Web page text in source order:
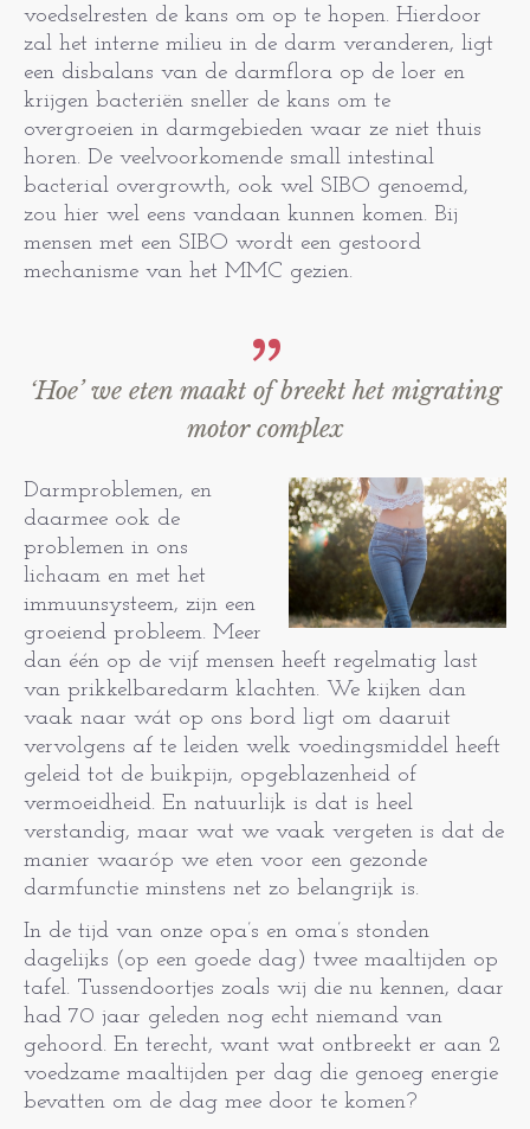
voedselresten de kans om op te hopen. Hierdoor
zal het interne milieu in de darm veranderen, ligt
een disbalans van de darmflora op de loer en
krijgen bacteriën sneller de kans om te
overgroeien in darmgebieden waar ze niet thuis
horen. De veelvoorkomende small intestinal
bacterial overgrowth, ook wel SIBO genoemd,
zou hier wel eens vandaan kunnen komen. Bij
mensen met een SIBO wordt een gestoord
mechanisme van het MMC gezien.
‘Hoe’ we eten maakt of breekt het migrating
motor complex
Darmproblemen, en
daarmee ook de
problemen in ons
lichaam en met het
immuunsysteem, zijn een
groeiend probleem. Meer
dan één op de vijf mensen heeft regelmatig last
van prikkelbaredarm klachten. We kijken dan
vaak naar wát op ons bord ligt om daaruit
vervolgens af te leiden welk voedingsmiddel heeft
geleid tot de buikpijn, opgeblazenheid of
vermoeidheid. En natuurlijk is dat is heel
verstandig, maar wat we vaak vergeten is dat de
manier waaróp we eten voor een gezonde
darmfunctie minstens net zo belangrijk is.
In de tijd van onze opa’s en oma’s stonden
dagelijks (op een goede dag) twee maaltijden op
tafel. Tussendoortjes zoals wij die nu kennen, daar
had 70 jaar geleden nog echt niemand van
gehoord. En terecht, want wat ontbreekt er aan 2
voedzame maaltijden per dag die genoeg energie
bevatten om de dag mee door te komen?